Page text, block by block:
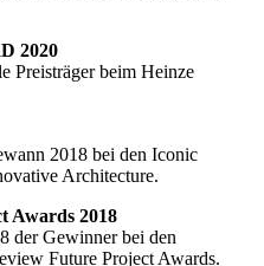
2020
Preisträger beim Heinze
2018 bei den Iconic
Architecture.
Awards 2018
der Gewinner bei den
Future Project Awards.